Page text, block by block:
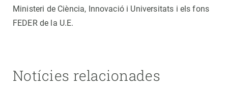
Ministeri de Ciència, Innovació i Universitats i els fons
FEDER de la U.E.
Notícies relacionades